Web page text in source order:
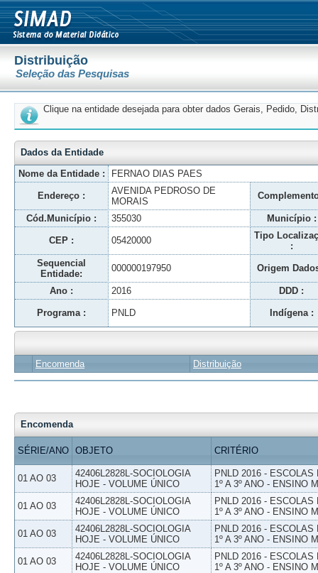
Distribuição
Seleção das Pesquisas
Clique na entidade desejada para obter dados Gerais, Pedido,
Dados da Entidade
Nome da Entidade :
FERNAO DIAS PAES
Endereço :
AVENIDA PEDROSO DE
MORAIS
Cód.Município : 355030 Município :
CEP : 05420000
Tipo
:
Sequencial
Entidade:
000000197950 Origem
Ano : 2016 DDD :
Programa : PNLD Indígena :
Encomenda Distribuição
Encomenda
SÉRIE/ANO OBJETO CRITÉRIO
01 AO 03
42406L2828L-SOCIOLOGIA
HOJE - VOLUME ÚNICO
PNLD 2016 -
1º A 3º ANO - ENSINO
01 AO 03
42406L2828L-SOCIOLOGIA
HOJE - VOLUME ÚNICO
PNLD 2016 -
1º A 3º ANO - ENSINO
01 AO 03
42406L2828L-SOCIOLOGIA
HOJE - VOLUME ÚNICO
PNLD 2016 -
1º A 3º ANO - ENSINO
01 AO 03
42406L2828L-SOCIOLOGIA
HOJE - VOLUME ÚNICO
PNLD 2016 -
1º A 3º ANO - ENSINO